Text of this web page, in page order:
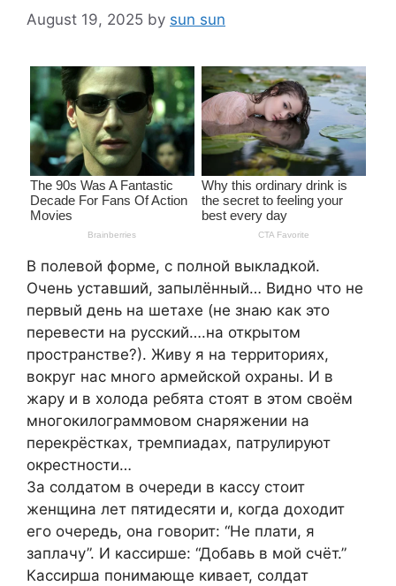
August 19, 2025 by sun sun
В полевой форме, с полной выкладкой.
Очень уставший, запылённый… Видно что не
первый день на шетахе (не знаю как это
перевести на русский….на открытом
пространстве?). Живу я на территориях,
вокруг нас много армейской охраны. И в
жару и в холода ребята стоят в этом своём
многокилограммовом снаряжении на
перекрёстках, тремпиадах, патрулируют
окрестности…
За солдатом в очереди в кассу стоит
женщина лет пятидесяти и, когда доходит
его очередь, она говорит: “Не плати, я
заплачу”. И кассирше: “Добавь в мой счёт.”
Кассирша понимающе кивает, солдат